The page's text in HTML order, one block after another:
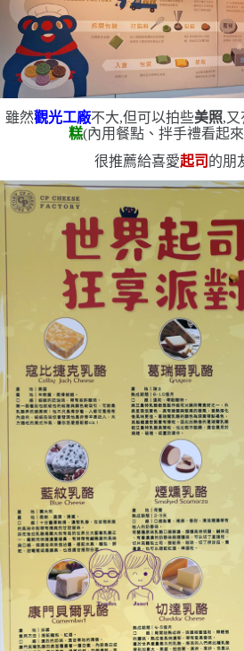
雖然觀光工廠不大,但可以拍些美照,又
糕(內用餐點、拌手禮看起
很推薦給喜愛起司 的朋